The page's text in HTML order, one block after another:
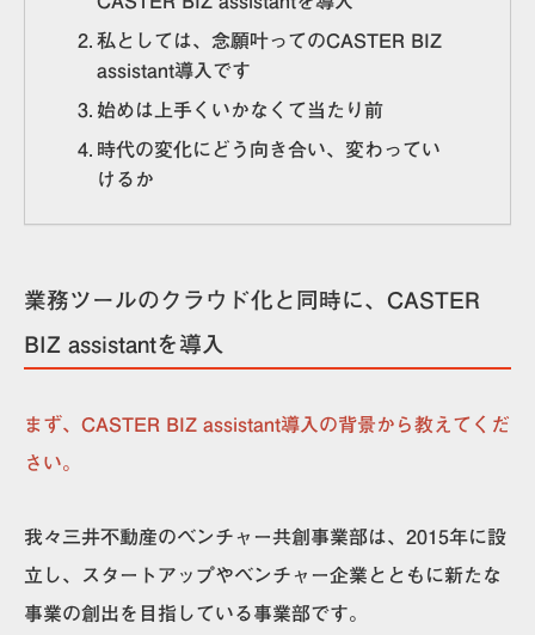
私としては、念願叶ってのCASTER BIZ
assistant導入です
始めは上手くいかなくて当たり前
時代の変化にどう向き合い、変わってい
けるか
業務ツールのクラウド化と同時に、CASTER
BIZ assistantを導入
まず、CASTER BIZ assistant導入の背景から教えてくだ
さい。
我々三井不動産のベンチャー共創事業部は、2015年に設
立し、スタートアップやベンチャー企業とともに新たな
事業の創出を目指している事業部です。